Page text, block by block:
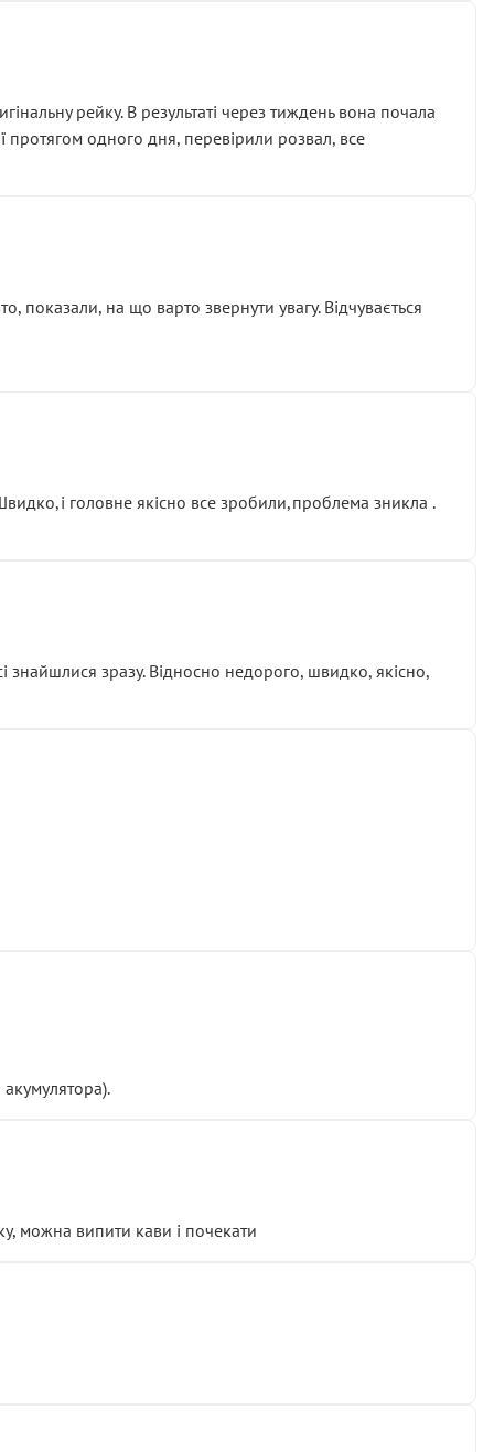
рейку. В результаті через тиждень вона почала
протягом одного дня, перевірили розвал, все
на що варто звернути увагу. Відчувається
головне якісно все зробили,проблема зникла .
знайшлися зразу. Відносно недорого, швидко, якісно,
можна випити кави і почекати